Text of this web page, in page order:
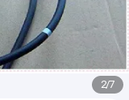
2/7